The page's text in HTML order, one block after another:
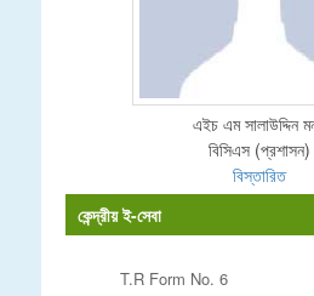
এইচ এম সালাউদ্দিন
বিসিএস (প্রশাসন)
বিস্তারিত
কেন্দ্রীয় ই-সেবা
T.R Form No. 6